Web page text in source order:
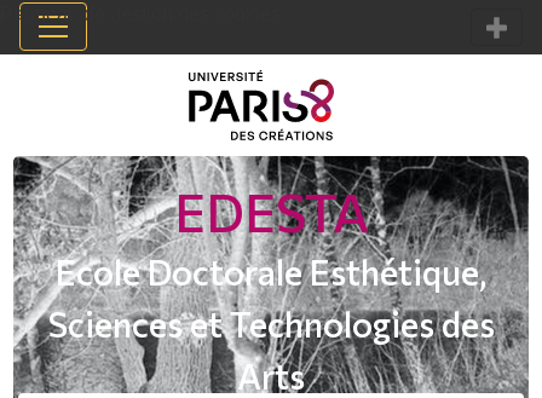
EDESTA
Ecole Doctorale Esthétique,
Sciences et Technologies des
Arts
Panneau de gestion des cookies